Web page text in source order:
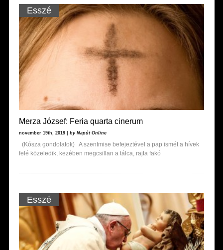
Esszé
Merza József: Feria quarta cinerum
november 19th, 2019 | by Napút Online
(Kósza gondolatok) A szentmise befejeztével a pap ismét a hívek
felé közeledik, kezében megcsillan a tálca, rajta fakó
Esszé